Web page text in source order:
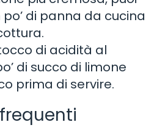
di panna da cucina
di acidità al
di succo di limone
prima di servire.